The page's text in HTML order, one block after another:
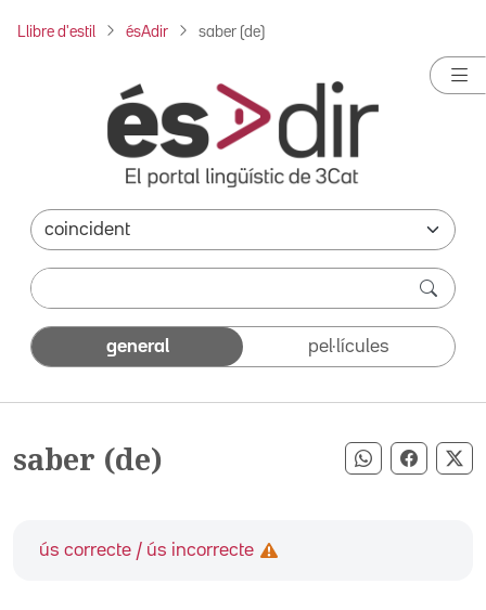
Llibre d'estil ésAdir saber (de)
general pel·lícules
saber (de) Compartir
ús correcte / ús incorrecte